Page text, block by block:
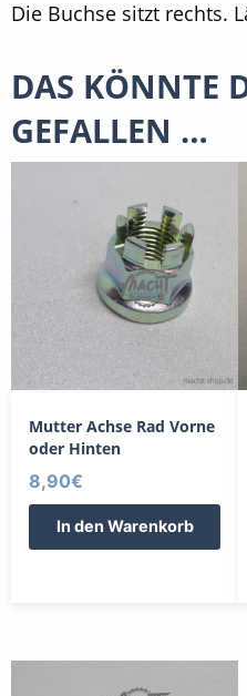
Die Buchse sitzt rechts.
DAS KÖNNTE
GEFALLEN …
Mutter Achse Rad Vorne
oder Hinten
8,90€
In den Warenkorb